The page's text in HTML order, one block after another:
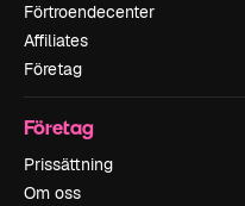
Förtroendecenter
Affiliates
Företag
Företag
Prissättning
Om oss